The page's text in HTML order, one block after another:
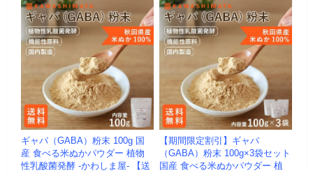
ギャバ（GABA）粉末 100g 国
産 食べる米ぬかパウダー 植物
性乳酸菌発酵 -かわしま屋- 【送
【期間限定割引】ギャバ
（GABA）粉末 100g×3袋セット
国産 食べる米ぬかパウダー 植